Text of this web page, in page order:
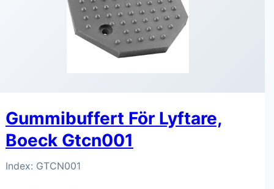
Gummibuffert För Lyftare,
Boeck Gtcn001
Index: GTCN001